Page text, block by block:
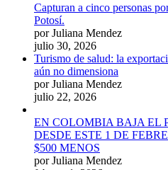
Capturan a cinco personas
Potosí.
por Juliana Mendez
julio 30, 2026
Turismo de salud: la
aún no dimensiona
por Juliana Mendez
julio 22, 2026
EN COLOMBIA BAJA EL
DESDE ESTE 1 DE
$500 MENOS
por Juliana Mendez